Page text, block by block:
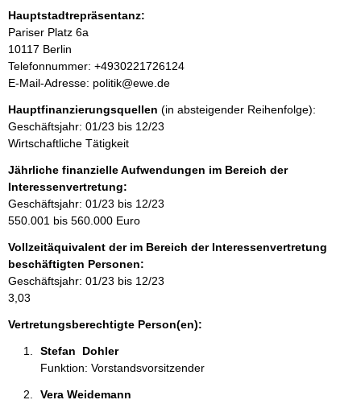
i
n
f
o
r
m
a
t
o
n
e
n
:
Hauptstadtrepräsentanz:
A
d
r
e
s
e
Pariser Platz 6a
10117 Berlin
K
o
t
a
k
t
i
n
f
r
m
a
t
i
Telefonnummer: +4930221726124
E-Mail-Adresse: politik@ewe.de
Hauptfinanzierungsquellen (in absteigender Reihenfolge):
Geschäftsjahr: 01/23 bis 12/23
Wirtschaftliche Tätigkeit
Jährliche finanzielle Aufwendungen im Bereich der
Interessenvertretung:
Geschäftsjahr: 01/23 bis 12/23
550.001 bis 560.000 Euro
Vollzeitäquivalent der im Bereich der Interessenvertretung
beschäftigten Personen:
Geschäftsjahr: 01/23 bis 12/23
3,03
Vertretungsberechtigte Person(en):
Stefan  Dohler
Funktion: Vorstandsvorsitzender
Vera Weidemann